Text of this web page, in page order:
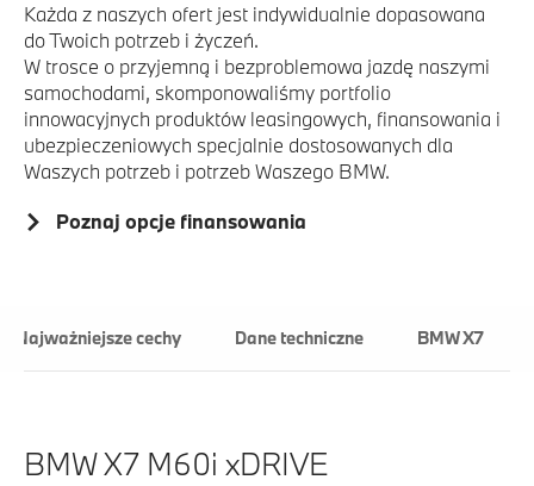
Każda z naszych ofert jest indywidualnie dopasowana
do Twoich potrzeb i życzeń.
W trosce o przyjemną i bezproblemowa jazdę naszymi
samochodami, skomponowaliśmy portfolio
innowacyjnych produktów leasingowych, finansowania i
ubezpieczeniowych specjalnie dostosowanych dla
Waszych potrzeb i potrzeb Waszego BMW.
Poznaj opcje finansowania
Najważniejsze cechy Dane techniczne BMW X7
BMW X7 M60i xDRIVE